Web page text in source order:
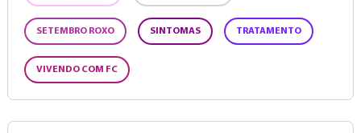
SETEMBRO ROXO SINTOMAS TRATAMENTO
VIVENDO COM FC